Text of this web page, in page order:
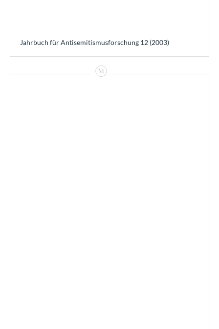
Jahrbuch für Antisemitismusforschung 12 (2003)